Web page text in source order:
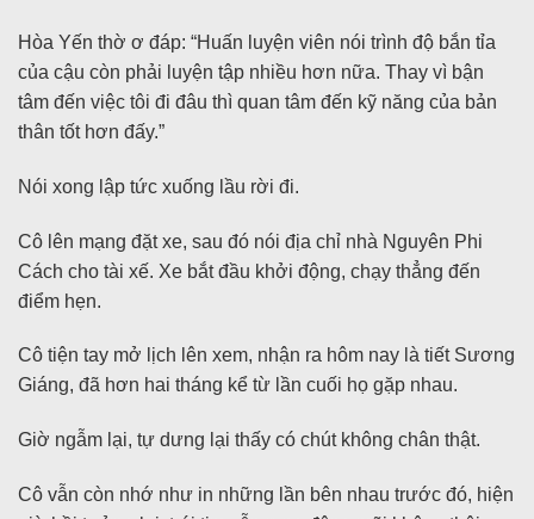
Hòa Yến thờ ơ đáp: “Huấn luyện viên nói trình độ bắn tỉa
của cậu còn phải luyện tập nhiều hơn nữa. Thay vì bận
tâm đến việc tôi đi đâu thì quan tâm đến kỹ năng của bản
thân tốt hơn đấy.”
Nói xong lập tức xuống lầu rời đi.
Cô lên mạng đặt xe, sau đó nói địa chỉ nhà Nguyên Phi
Cách cho tài xế. Xe bắt đầu khởi động, chạy thẳng đến
điểm hẹn.
Cô tiện tay mở lịch lên xem, nhận ra hôm nay là tiết Sương
Giáng, đã hơn hai tháng kể từ lần cuối họ gặp nhau.
Giờ ngẫm lại, tự dưng lại thấy có chút không chân thật.
Cô vẫn còn nhớ như in những lần bên nhau trước đó, hiện